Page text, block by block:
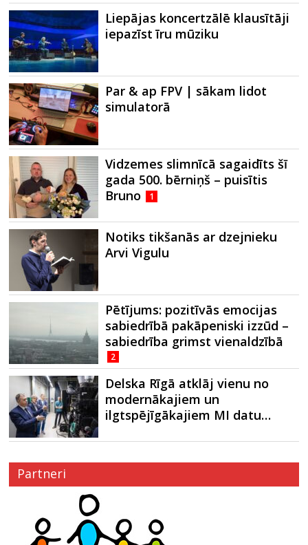
Liepājas koncertzālē klausītāji
iepazīst īru mūziku
Par & ap FPV | sākam lidot
simulatorā
Vidzemes slimnīcā sagaidīts šī
gada 500. bērniņš – puisītis
Bruno
1
Notiks tikšanās ar dzejnieku
Arvi Vigulu
Pētījums: pozitīvās emocijas
sabiedrībā pakāpeniski izzūd –
sabiedrība grimst vienaldzībā
2
Delska Rīgā atklāj vienu no
modernākajiem un
ilgtspējīgākajiem MI datu…
Partneri